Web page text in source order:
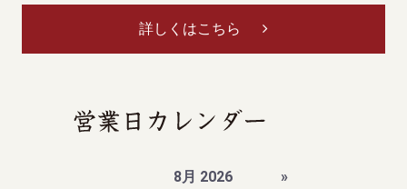
詳しくはこちら
8月 2026
»